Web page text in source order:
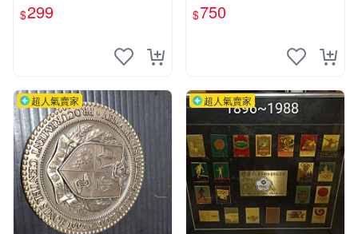
一組
$299
念幣
$750
超人氣賣家 超人氣賣家